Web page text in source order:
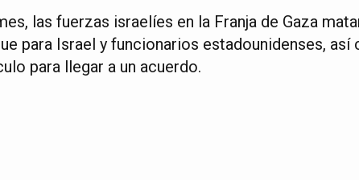
las fuerzas israelíes en la Franja de Gaza
para Israel y funcionarios estadounidenses, así
para llegar a un acuerdo.